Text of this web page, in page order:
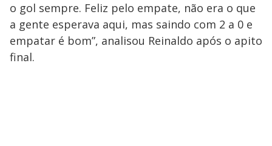
o gol sempre. Feliz pelo empate, não era o que
a gente esperava aqui, mas saindo com 2 a 0 e
empatar é bom”, analisou Reinaldo após o apito
final.